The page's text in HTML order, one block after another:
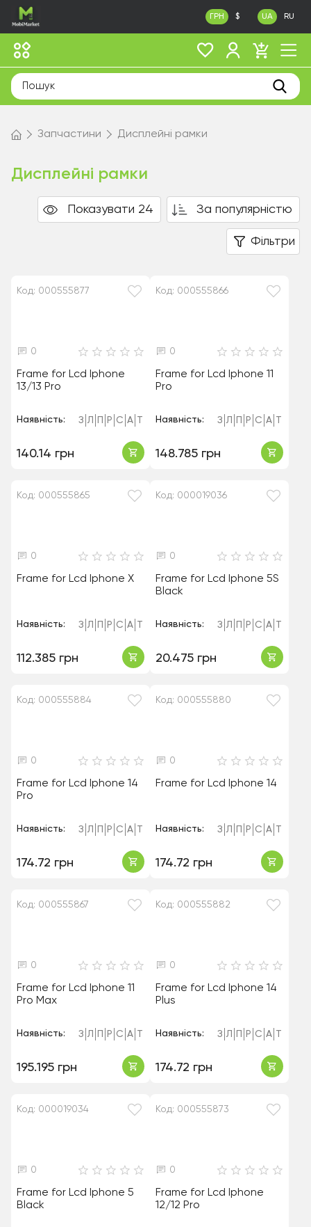
ГРН $ UA RU
Запчастини Дисплейні рамки
Дисплейні рамки
Показувати 24 За популярністю
Фільтри
Код: 000555877
0
Frame for Lcd Iphone
13/13 Pro
Наявність: З Л Р С А
140.14 грн
Код: 000555866
0
Frame for Lcd Iphone 11
Pro
Наявність: З Л Р С А
148.785 грн
Код: 000555865
0
Frame for Lcd Iphone X
Наявність: З Л Р С А
112.385 грн
Код: 000019036
0
Frame for Lcd Iphone 5S
Black
Наявність: З Л Р С А
20.475 грн
Код: 000555884
0
Frame for Lcd Iphone 14
Pro
Наявність: З Л Р С А
174.72 грн
Код: 000555880
0
Frame for Lcd Iphone 14
Наявність: З Л Р С А
174.72 грн
Код: 000555867
0
Frame for Lcd Iphone 11
Pro Max
Наявність: З Л Р С А
195.195 грн
Код: 000555882
0
Frame for Lcd Iphone 14
Plus
Наявність: З Л Р С А
174.72 грн
Код: 000019034
0
Frame for Lcd Iphone 5
Black
Код: 000555873
0
Frame for Lcd Iphone
12/12 Pro